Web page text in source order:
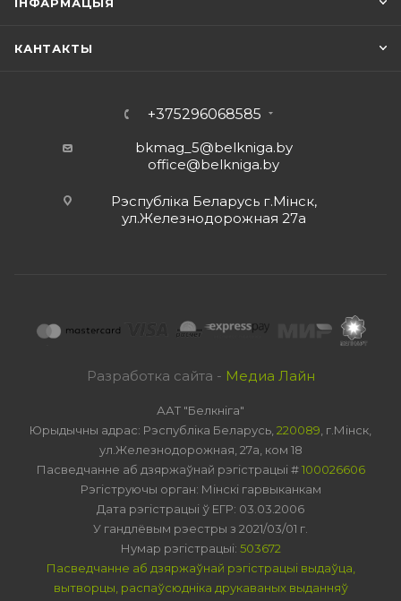
КАНТАКТЫ
+375296068585
bkmag_5@belkniga.by
office@belkniga.by
Рэспубліка Беларусь г.Мінск,
ул.Железнодорожная 27а
Разработка сайта - Медиа Лайн
ААТ "Белкніга"
Юрыдычны адрас: Рэспубліка Беларусь, 220089 , г.Мінск,
ул.Железнодорожная, 27а, ком 18
Пасведчанне аб дзяржаўнай рэгістрацыі #100026606
Рэгіструючы орган: Мінскі гарвыканкам
Дата рэгістрацыі ў ЕГР: 03.03.2006
У гандлёвым рэестры з 2021/03/01 г.
Нумар рэгістрацыі: 503672
Пасведчанне аб дзяржаўнай рэгістрацыі выдаўца,
вытворцы, распаўсюдніка друкаваных выданняў